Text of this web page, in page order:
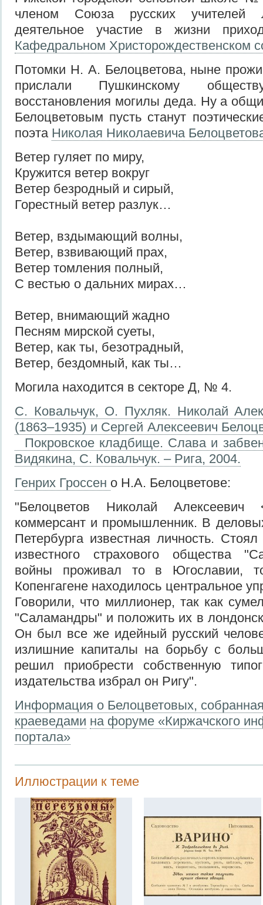
членом Союза русских учителей
деятельное участие в жизни
Кафедральном Христорождественском
Потомки Н. А. Белоцветова, ныне
прислали Пушкинскому
восстановления могилы деда. Ну а
Белоцветовым пусть станут
поэта Николая Николаевича
Ветер гуляет по миру,
Кружится ветер вокруг
Ветер безродный и сирый,
Горестный ветер разлук…
Ветер, вздымающий волны,
Ветер, взвивающий прах,
Ветер томления полный,
С вестью о дальних мирах…
Ветер, внимающий жадно
Песням мирской суеты,
Ветер, как ты, безотрадный,
Ветер, бездомный, как ты…
Могила находится в секторе Д, № 4.
С. Ковальчук, О. Пухляк. Николай
(1863–1935) и Сергей Алексеевич
Покровское кладбище. Слава и
Видякина, С. Ковальчук. – Рига, 2004.
Генрих Гроссен о Н.А. Белоцветове:
"Белоцветов Николай Алексеевич
коммерсант и промышленник. В
Петербурга известная личность.
известного страхового общества
войны проживал то в Югославии,
Копенгагене находилось центральное
Говорили, что миллионер, так как
"Саламандры" и положить их в
Он был все же идейный русский
излишние капиталы на борьбу с
решил приобрести собственную
издательства избрал он Ригу".
Информация о Белоцветовых,
краеведами на форуме «Киржачского
портала»
Иллюстрации к теме